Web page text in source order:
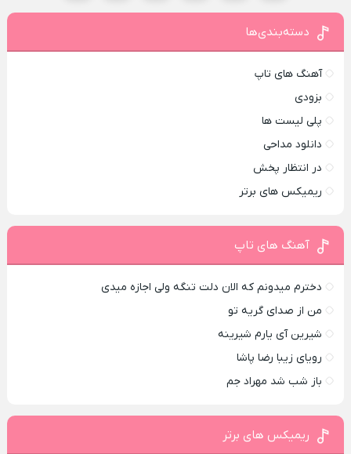
دسته‌بندی‌ها
آهنگ های تاپ
بزودی
پلی لیست ها
دانلود مداحی
در انتظار پخش
ریمیکس های برتر
آهنگ های تاپ
دخترم میدونم که الان دلت تنگه ولی اجازه میدی
من از صدای گريه تو
شیرین آی یارم شیرینه
رویای زیبا رضا پاشا
باز شب شد مهراد جم
ریمیکس های برتر